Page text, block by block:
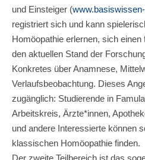
und Einsteiger (
registriert sich und kann
Homöopathie erlernen, sich
den aktuellen Stand der
Konkretes über Anamnese,
Verlaufsbeobachtung. Dieses
zugänglich: Studierende in
Arbeitskreis, Ärzte*innen,
und andere Interessierte können
klassischen Homöopathie finden.
Der zweite Teilbereich ist das